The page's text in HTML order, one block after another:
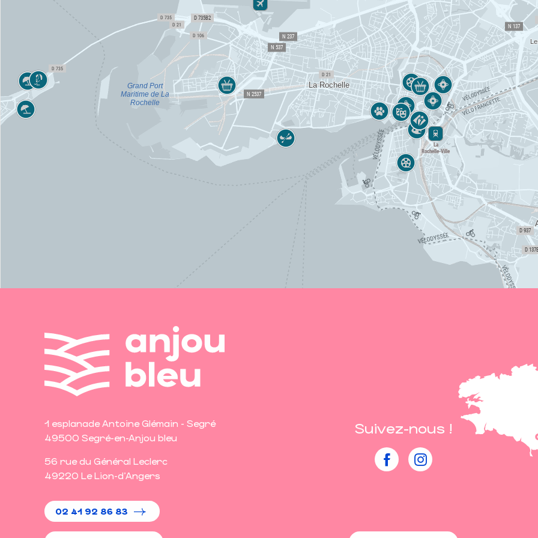
1 esplanade Antoine Glémain - Segré
49500 Segré-en-Anjou bleu
56 rue du Général Leclerc
49220 Le Lion-d'Angers
02 41 92 86 83
Suivez-nous !